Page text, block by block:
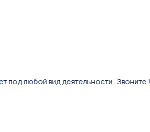
под любой вид деятельности . Звоните !